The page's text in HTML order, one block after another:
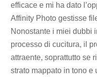
efficace e mi ha dato
Affinity Photo gestisse
Nonostante i miei dubbi
processo di cucitura, il
attraente, soprattutto se
strato mappato in tono e